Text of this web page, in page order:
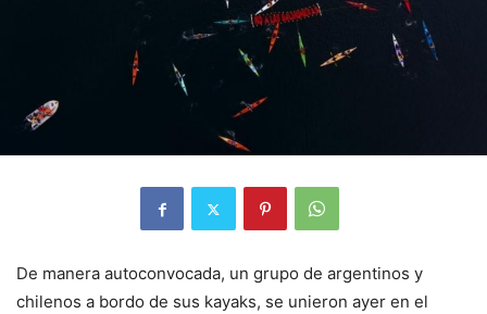
De manera autoconvocada, un grupo de argentinos y
chilenos a bordo de sus kayaks, se unieron ayer en el